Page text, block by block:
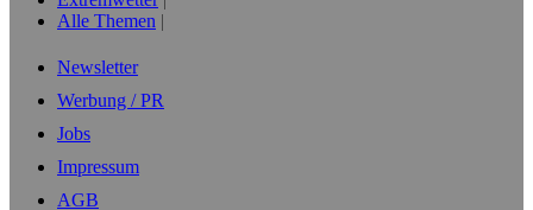
Alle Themen
Newsletter
Werbung / PR
Jobs
Impressum
AGB